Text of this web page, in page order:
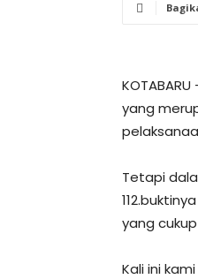
yang
Tetapi
yang
Kali ini